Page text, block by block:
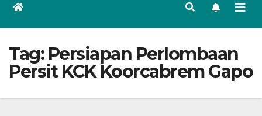
Tag: Persiapan Perlombaan
Persit KCK Koorcabrem Gapo